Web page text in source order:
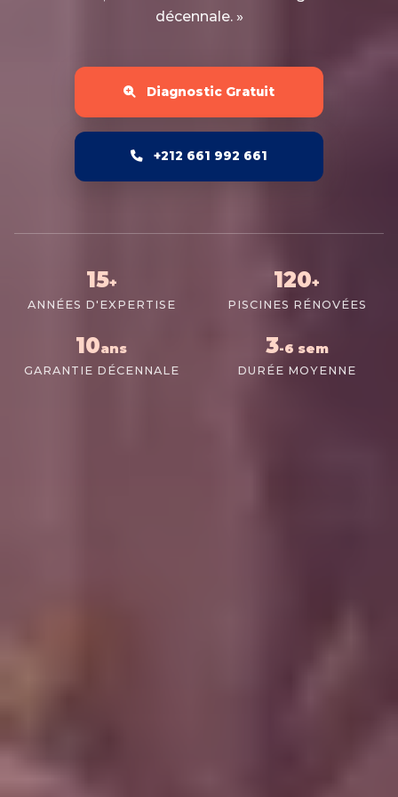
décennale. »
Diagnostic Gratuit
+212 661 992 661
15+
ANNÉES D'EXPERTISE
120+
PISCINES RÉNOVÉES
10ans
GARANTIE DÉCENNALE
3-6 sem
DURÉE MOYENNE